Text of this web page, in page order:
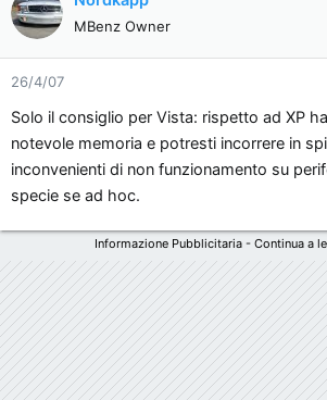
MBenz Owner
26/4/07
Solo il consiglio per Vista: rispetto ad XP
notevole memoria e potresti incorrere in
inconvenienti di non funzionamento su
specie se ad hoc.
Informazione Pubblicitaria - Continua a